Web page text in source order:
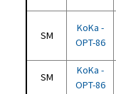
SM
KoKa -
OPT-86
SM
KoKa -
OPT-86